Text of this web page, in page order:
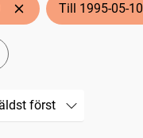
Till 1995-05-10